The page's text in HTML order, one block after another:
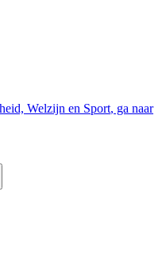
Welzijn en Sport, ga naar